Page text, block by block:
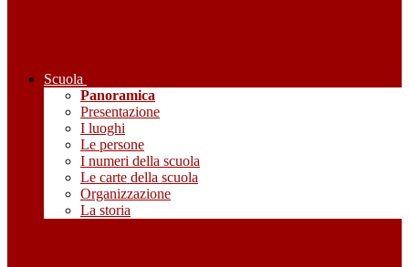
Scuola
Panoramica
Presentazione
I luoghi
Le persone
I numeri della scuola
Le carte della scuola
Organizzazione
La storia